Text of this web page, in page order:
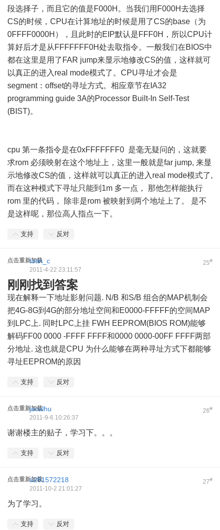
段选择子，而且它的值是F000H。当我们用F000H去选择
CS的时候，CPU在计算地址的时候是用了CS的base（为
0FFFF0000H），且此时的EIP默认是FFF0H，所以CPU计
算好后才是从FFFFFFF0H处去取指令。一般我们在BIOS中
都在这里是用了FAR jump来显示地修改CS的值，这样就可
以真正的进入real mode模式了。CPU寻址才会是
segment：offset的寻址方式。相应章节在IA32
programming guide 3A的Processor Built-In Self-Test
(BIST)。
cpu 第一条指令是在0xFFFFFFF0 是毫无疑问的，这就要
求rom 必须映射在这个地址上，这里一般就是far jump, 来显
示地修改CS的值，这样就可以真正的进入real mode模式了,
而在这种模式下寻址只能到1m 多一点， 那他怎样能执行
rom 里的代码， 除非是rom 被映射到两个地址上了。 是不
是这样呢，那位高人指点一下。
支持 反对
点击重新加载 25#
totin_c
2011-4-22 23:11:57
刚刚找到答案
现在解释一下地址影射问题. N/B 和S/B 组合的MAP机制会
把4G-8G到4G的部分地址空间和E0000-FFFFF的空间MAP
到LPC上. 同时LPC上挂 FWH EEPROM(BIOS ROM)能够
解码FF00 0000 -FFFF FFFF和0000 0000-00FF FFFF两部
分地址. 这也就是CPU 为什么能够在两种寻址方式下都能够
寻址EEPROM的原因
支持 反对
点击重新加载 26#
jacalhu
2011-9-6 10:26:37
谢谢楼主的贴子，学习下。。。
支持 反对
点击重新加载 27#
a281572218
2011-10-2 21:01:27
为了学习。
支持 反对